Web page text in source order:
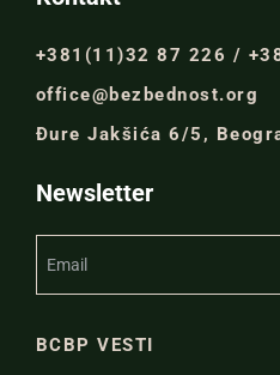
+381(11)32 87 226 /
office@bezbednost.org
Đure Jakšića 6/5,
Newsletter
BCBP VESTI